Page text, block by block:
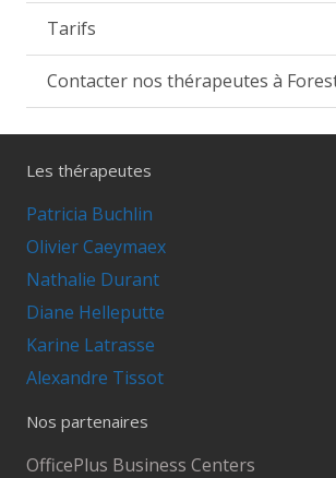
Tarifs
Contacter nos thérapeutes à
Les thérapeutes
Patricia Buchlin
Olivier Caeymaex
Nathalie Durant
Diane Helleputte
Karine Latrasse
Alexandre Tissot
Nos partenaires
OfficePlus Business Centers